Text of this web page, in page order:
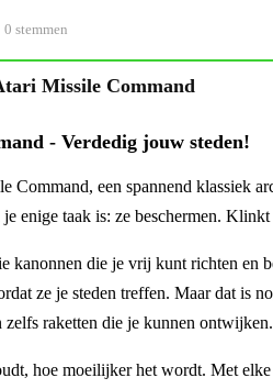
0 stemmen
Missile Command
- Verdedig jouw steden!
Command, een spannend klassiek
enige taak is: ze beschermen.
kanonnen die je vrij kunt richten en
ze je steden treffen. Maar dat is
zelfs raketten die je kunnen
hoe moeilijker het wordt. Met